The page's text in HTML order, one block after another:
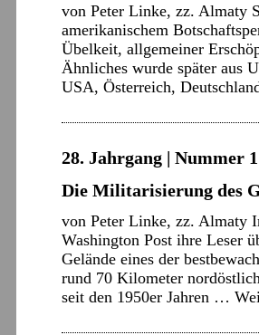
von Peter Linke, zz. Almaty
amerikanischem
Übelkeit, allgemeiner
Ähnliches wurde später aus
USA, Österreich,
28. Jahrgang | Nummer
Die Militarisierung des
von Peter Linke, zz. Almaty
Washington Post ihre Leser
Gelände eines der
rund 70 Kilometer
seit den 1950er Jahren …